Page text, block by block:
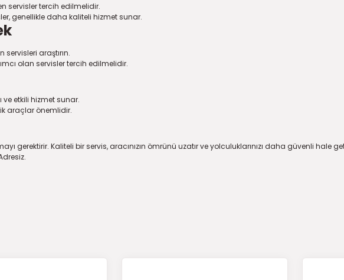
servisler tercih edilmelidir.
genellikle daha kaliteli hizmet sunar.
araştırın.
olan servisler tercih edilmelidir.
ve etkili hizmet sunar.
araçlar önemlidir.
gerektirir. Kaliteli bir servis, aracınızın ömrünü uzatır ve yolculuklarınızı daha güvenli hale